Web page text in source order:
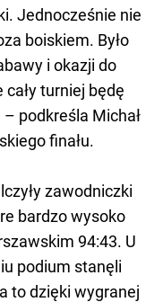
Jednocześnie nie
boiskiem. Było
i okazji do
cały turniej będę
podkreśla Michał
finału.
zawodniczki
bardzo wysoko
94:43. U
podium stanęli
to dzięki wygranej